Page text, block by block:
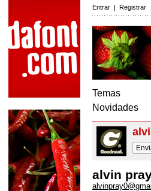
Entrar | Registrar
Temas
Novidades
alvin